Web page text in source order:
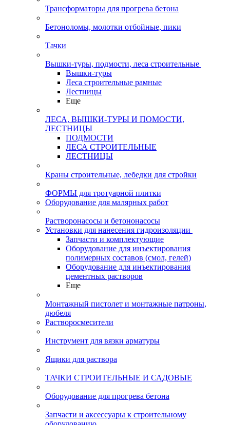
Трансформаторы для прогрева бетона
Бетоноломы, молотки отбойные, пики
Тачки
Вышки-туры, подмости, леса строительные
Вышки-туры
Леса строительные рамные
Лестницы
Еще
ЛЕСА, ВЫШКИ-ТУРЫ И ПОМОСТИ,
ЛЕСТНИЦЫ
ПОДМОСТИ
ЛЕСА СТРОИТЕЛЬНЫЕ
ЛЕСТНИЦЫ
Краны строительные, лебедки для стройки
ФОРМЫ для тротуарной плитки
Оборудование для малярных работ
Растворонасосы и бетононасосы
Установки для нанесения гидроизоляции
Запчасти и комплектующие
Оборудование для инъектирования
полимерных составов (смол, гелей)
Оборудование для инъектирования
цементных растворов
Еще
Монтажный пистолет и монтажные патроны,
дюбеля
Растворосмесители
Инструмент для вязки арматуры
Ящики для раствора
ТАЧКИ СТРОИТЕЛЬНЫЕ И САДОВЫЕ
Оборудование для прогрева бетона
Запчасти и аксессуары к строительному